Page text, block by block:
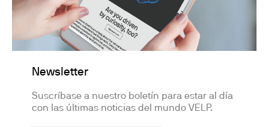
Newsletter
Suscríbase a nuestro boletín para estar al día
con las últimas noticias del mundo VELP.